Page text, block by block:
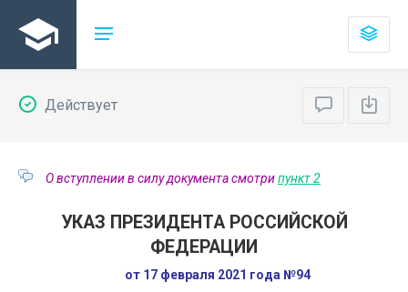
Действует
О вступлении в силу документа смотрипункт 2
УКАЗ ПРЕЗИДЕНТА РОССИЙСКОЙ
ФЕДЕРАЦИИ
от 17 февраля 2021 года №94